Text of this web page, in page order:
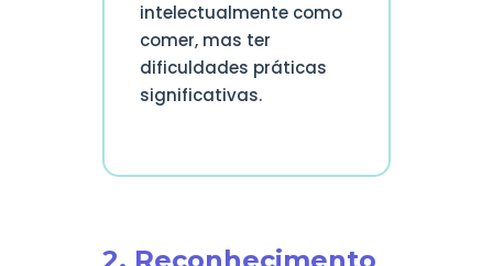
intelectualmente como
comer, mas ter
dificuldades práticas
significativas.